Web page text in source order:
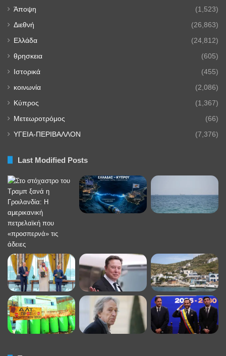
Άποψη (1,523)
Διεθνή (26,863)
Ελλάδα (24,812)
θρησκεια (605)
Ιστορικά (455)
κοινωνία (2,086)
Κύπρος (1,367)
Μετεωροτρόμος (66)
ΥΓΕΙΑ-ΠΕΡΙΒΑΛΛΟΝ (7,376)
Last Modified Posts